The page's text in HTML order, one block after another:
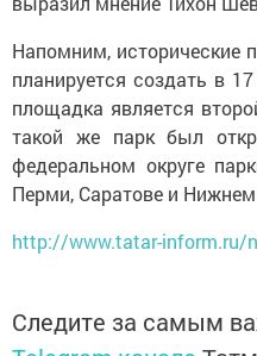
Напомним, исторические
планируется создать в
площадка является
такой же парк был
федеральном округе
Перми, Саратове и
http://www.tatar-
Следите за самым